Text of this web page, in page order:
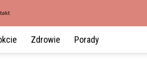
Zdrowie Porady